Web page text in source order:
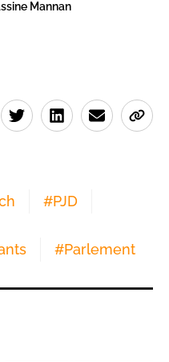
Mannan
#PJD
#Parlement